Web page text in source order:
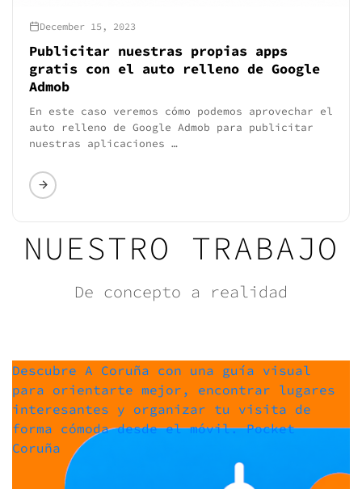
December 15, 2023
Publicitar nuestras propias apps
gratis con el auto relleno de Google
Admob
En este caso veremos cómo podemos aprovechar el
auto relleno de Google Admob para publicitar
nuestras aplicaciones …
NUESTRO TRABAJO
De concepto a realidad
Descubre A Coruña con una guía visual
para orientarte mejor, encontrar lugares
interesantes y organizar tu visita de
forma cómoda desde el móvil. Pocket
Coruña